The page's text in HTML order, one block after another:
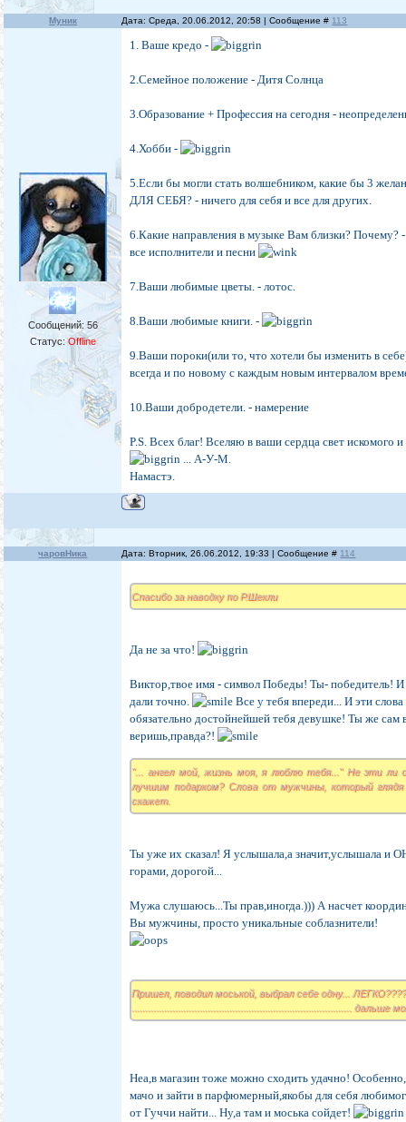
Муник Дата: Среда, 20.06.2012, 20:58 | Сообщение # 113
Сообщений: 56
Статус:Offline
1. Ваше кредо -
2.Семейное положение - Дитя Солнца
3.Образование + Профессия на сегодня -
4.Хобби -
5.Если бы могли стать волшебником, какие бы 3
ДЛЯ СЕБЯ? - ничего для себя и все для других.
6.Какие направления в музыке Вам близки? Почему?
все исполнители и песни
7.Ваши любимые цветы. - лотос.
8.Ваши любимые книги. -
9.Ваши пороки(или то, что хотели бы изменить в
всегда и по новому с каждым новым интервалом
10.Ваши добродетели. - намерение
P.S. Всех благ! Вселяю в ваши сердца свет искомого
... А-У-М.
Намастэ.
чаровНика Дата: Вторник, 26.06.2012, 19:33 | Сообщение # 114
Спасибо за наводку по Р.Шекли
Да не за что!
Виктор,твое имя - символ Победы! Ты- победитель! И
дали точно.
Все у тебя впереди... И эти
обязательно достойнейшей тебя девушке! Ты же сам
веришь,правда?!
"... ангел мой, жизнь моя, я люблю тебя..." Не эти ли
лучшим подарком? Слова от мужчины, который
скажет.
Ты уже их сказал! Я услышала,а значит,услышала и
горами, дорогой...
Мужа слушаюсь...Ты прав,иногда.))) А насчет
Вы мужчины, просто уникальные соблазнители!
Пришел, поводил моськой, выбрал себе одну...
................................................................................. дальше
Неа,в магазин тоже можно сходить удачно!
мачо и зайти в парфюмерный,якобы для себя
от Гуччи найти... Ну,а там и моська сойдет!